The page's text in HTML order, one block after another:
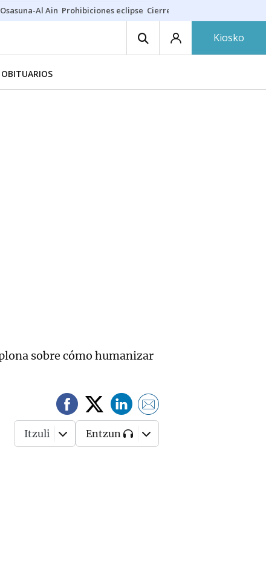
Osasuna-Al Ain Prohibiciones eclipse Cierre cosmética
Kiosko
OBITUARIOS
sobre cómo humanizar
Itzuli Entzun